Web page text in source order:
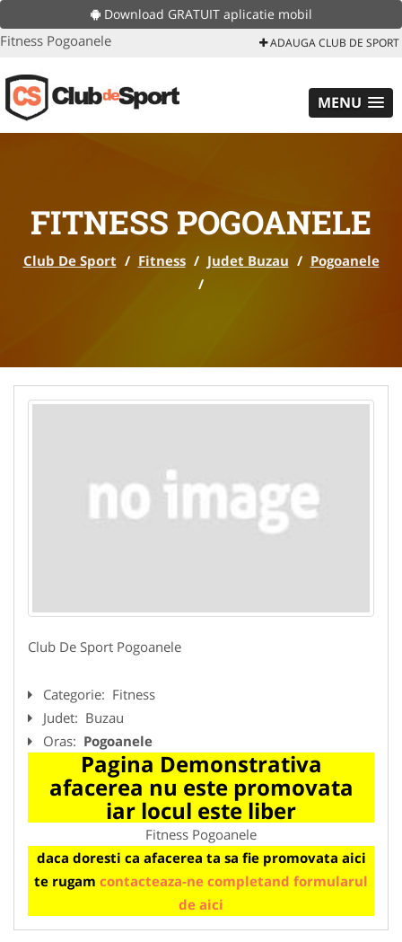
Download GRATUIT aplicatie mobil
Fitness Pogoanele ADAUGA CLUB DE SPORT
MENU
FITNESS POGOANELE
Club De Sport / Fitness / Judet Buzau / Pogoanele
/
Club De Sport Pogoanele
Categorie: Fitness
Judet: Buzau
Oras: Pogoanele
Pagina Demonstrativa
afacerea nu este promovata
iar locul este liber
Fitness Pogoanele
daca doresti ca afacerea ta sa fie promovata aici
te rugam contacteaza-ne completand formularul
de aici